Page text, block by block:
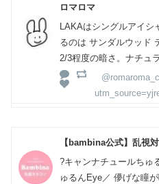
ロマロマ
LAKAはシングルアイシ
るのは サンダルウッド
2/3程度の暗さ。ナチュ
【bambina公式】乱視
?キャンナチュールちゅ
ゅるんEye／ 儚げな瞳